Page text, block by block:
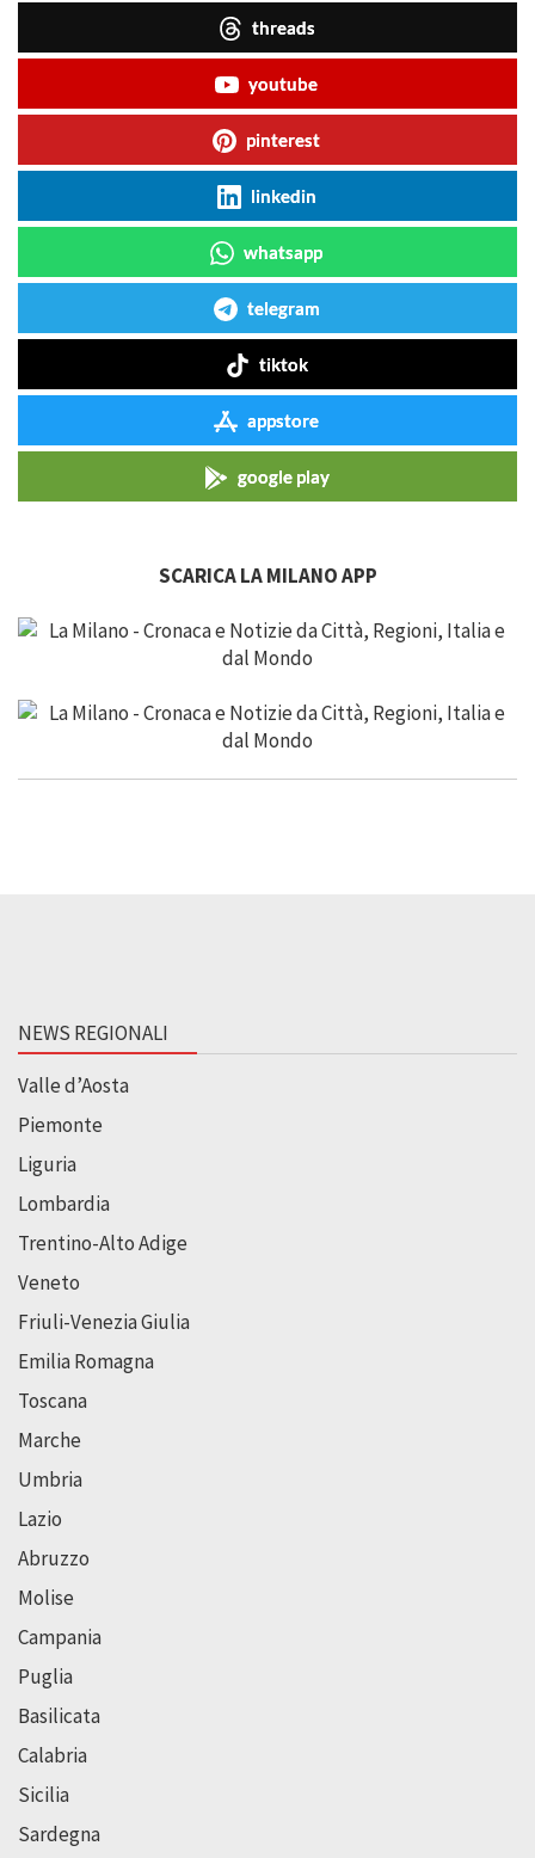
threads
youtube
pinterest
linkedin
whatsapp
telegram
tiktok
appstore
google play
SCARICA LA MILANO APP
NEWS REGIONALI
Valle d’Aosta
Piemonte
Liguria
Lombardia
Trentino-Alto Adige
Veneto
Friuli-Venezia Giulia
Emilia Romagna
Toscana
Marche
Umbria
Lazio
Abruzzo
Molise
Campania
Puglia
Basilicata
Calabria
Sicilia
Sardegna